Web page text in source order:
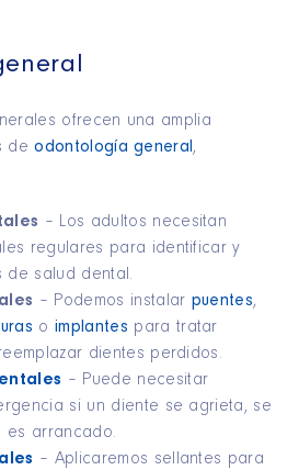
ofrecen una amplia
deodontología general,
– Los adultos necesitan
regulares para identificar y
de salud dental.
– Podemos instalar puentes,
oimplantes para tratar
dientes perdidos.
– Puede necesitar
si un diente se agrieta, se
es arrancado.
– Aplicaremos sellantes para